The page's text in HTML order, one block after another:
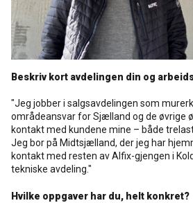
Rense- pleiemidler
Puss og fasademaling
Spesialprodukter
Last ned
Kurs for proff'en
Historien Bag
Tekniske spørgsmål
Forhandlere
DK
SE
EN
Beskriv kort avdelingen din og
"Jeg jobber i salgsavdelingen som
områdeansvar for Sjælland og de øvrige
kontakt med kundene mine – både
Jeg bor på Midtsjælland, der jeg har
kontakt med resten av Alfix-gjengen i
tekniske avdeling."
Hvilke oppgaver har du, helt konkret?